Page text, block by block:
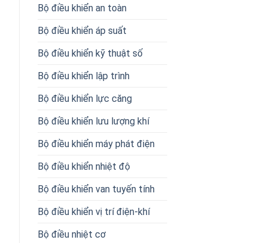
Bộ điều khiển an toàn
Bộ điều khiển áp suất
Bộ điều khiển kỹ thuật số
Bộ điều khiển lập trình
Bộ điều khiển lực căng
Bộ điều khiển lưu lượng khí
Bộ điều khiển máy phát điện
Bộ điều khiển nhiệt độ
Bộ điều khiển van tuyến tính
Bộ điều khiển vị trí điện-khí
Bộ điều nhiệt cơ